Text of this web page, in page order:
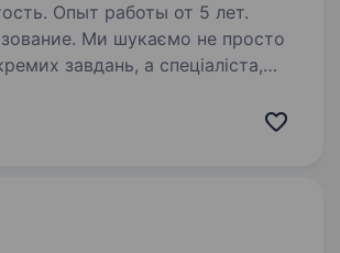
Опыт работы от 5 лет.
не просто
завдань, а спеціаліста,
і стабільність